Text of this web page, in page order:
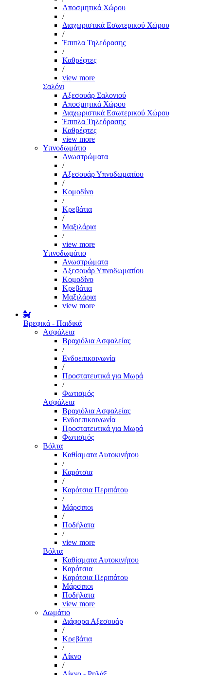
Αποσμητικά Χώρου
/
Διαχωριστικά Εσωτερικού Χώρου
/
Έπιπλα Τηλεόρασης
/
Καθρέφτες
/
view more
Σαλόνι
Αξεσουάρ Σαλονιού
Αποσμητικά Χώρου
Διαχωριστικά Εσωτερικού Χώρου
Έπιπλα Τηλεόρασης
Καθρέφτες
view more
Υπνοδωμάτιο
Ανωστρώματα
/
Αξεσουάρ Υπνοδωματίου
/
Κομοδίνο
/
Κρεβάτια
/
Μαξιλάρια
/
view more
Υπνοδωμάτιο
Ανωστρώματα
Αξεσουάρ Υπνοδωματίου
Κομοδίνο
Κρεβάτια
Μαξιλάρια
view more
Βρεφικά - Παιδικά
Ασφάλεια
Βραχιόλια Ασφαλείας
/
Ενδοεπικοινωνία
/
Προστατευτικά για Μωρά
/
Φωτισμός
Ασφάλεια
Βραχιόλια Ασφαλείας
Ενδοεπικοινωνία
Προστατευτικά για Μωρά
Φωτισμός
Βόλτα
Καθίσματα Αυτοκινήτου
/
Καρότσια
/
Καρότσια Περιπάτου
/
Μάρσιποι
/
Ποδήλατα
/
view more
Βόλτα
Καθίσματα Αυτοκινήτου
Καρότσια
Καρότσια Περιπάτου
Μάρσιποι
Ποδήλατα
view more
Δωμάτιο
Διάφορα Αξεσουάρ
/
Κρεβάτια
/
Λίκνο
/